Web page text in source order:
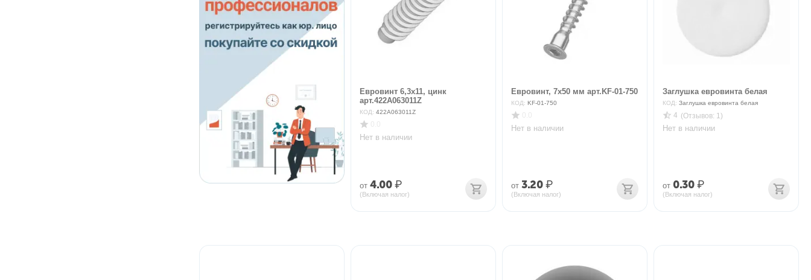
Евровинт 6,3х11, цинк
арт.422A063011Z
КОД: 422A063011Z
Нет в наличии
от 4.00 ₽
(Включая налог)
Евровинт, 7х50 мм арт.KF-01-750
КОД: KF-01-750
Нет в наличии
от 3.20 ₽
(Включая налог)
Заглушка евровинта белая
КОД: Заглушка евровинта белая
4 (Отзывов: 1)
Нет в наличии
от 0.30 ₽
(Включая налог)